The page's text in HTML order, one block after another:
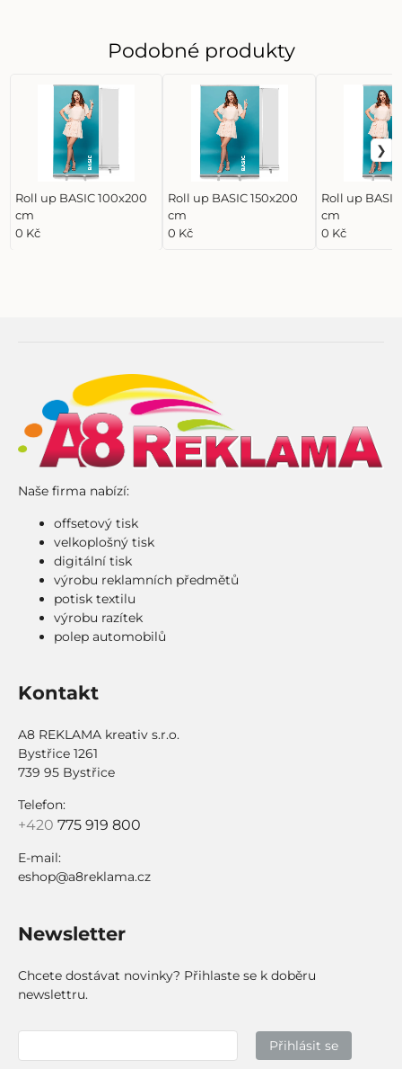
Podobné produkty
Roll up BASIC 100x200
cm
0 Kč
Roll up BASIC 150x200
cm
0 Kč
Roll up
cm
0 Kč
Naše firma nabízí:
offsetový tisk
velkoplošný tisk
digitální tisk
výrobu reklamních předmětů
potisk textilu
výrobu razítek
polep automobilů
Kontakt
A8 REKLAMA kreativ s.r.o.
Bystřice 1261
739 95 Bystřice
Telefon:
+420 775 919 800
E-mail:
eshop@a8reklama.cz
Newsletter
Chcete dostávat novinky? Přihlaste se k doběru
newslettru.
Přihlásit se